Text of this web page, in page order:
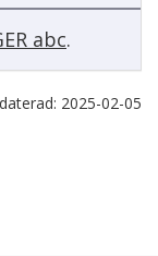
abc.
2025-02-05